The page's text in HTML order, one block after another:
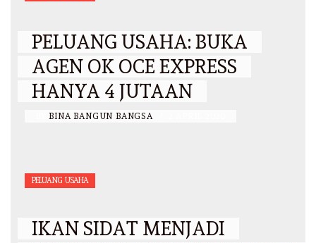
PELUANG USAHA: BUKA
AGEN OK OCE EXPRESS
HANYA 4 JUTAAN
BINA BANGUN BANGSA
PELUANG USAHA
IKAN SIDAT MENJADI